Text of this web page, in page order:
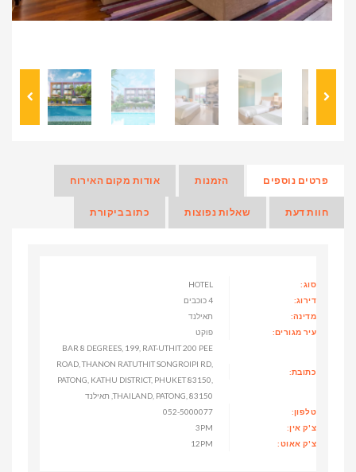
פרטים נוספים הזמנות אודות מקום האירוח
חוות דעת שאלות נפוצות כתוב ביקורת
סוג:
HOTEL
דירוג:
4 כוכבים
מדינה:
תאילנד
עיר מגורים:
פוקט
כתובת:
BAR 8 DEGREES, 199, RAT-UTHIT 200 PEE
ROAD, THANON RATUTHIT SONGROIPI RD,
PATONG, KATHU DISTRICT, PHUKET 83150,
THAILAND, PATONG, 83150, תאילנד
טלפון:
052-5000077
צ'ק אין:
3PM
צ'ק אאוט:
12PM